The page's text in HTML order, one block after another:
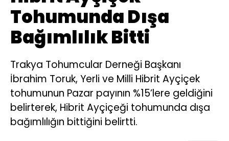
Tohumunda Dışa
Bağımlılık Bitti
Trakya Tohumcular Derneği Başkanı
İbrahim Toruk, Yerli ve Milli Hibrit Ayçiçek
tohumunun Pazar payının %15’lere geldiğini
belirterek, Hibrit Ayçiçeği tohumunda dışa
bağımlılığın bittiğini belirtti.